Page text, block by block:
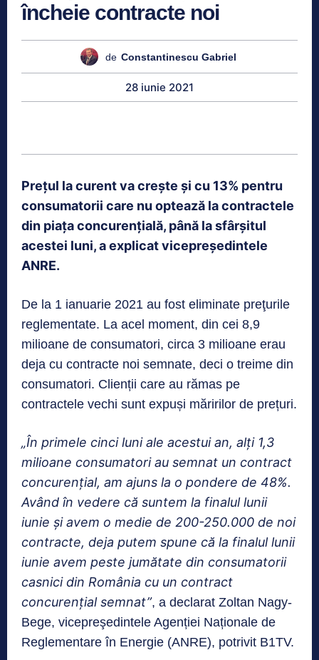
încheie contracte noi
de Constantinescu Gabriel
28 iunie 2021
Prețul la curent va crește și cu 13% pentru
consumatorii care nu optează la contractele
din piața concurențială, până la sfârșitul
acestei luni, a explicat vicepreședintele
ANRE.
De la 1 ianuarie 2021 au fost eliminate preţurile
reglementate. La acel moment, din cei 8,9
milioane de consumatori, circa 3 milioane erau
deja cu contracte noi semnate, deci o treime din
consumatori. Clienții care au rămas pe
contractele vechi sunt expuși măririlor de prețuri.
„În primele cinci luni ale acestui an, alţi 1,3
milioane consumatori au semnat un contract
concurenţial, am ajuns la o pondere de 48%.
Având în vedere că suntem la finalul lunii
iunie şi avem o medie de 200-250.000 de noi
contracte, deja putem spune că la finalul lunii
iunie avem peste jumătate din consumatorii
casnici din România cu un contract
concurenţial semnat”, a declarat Zoltan Nagy-
Bege, vicepreşedintele Agenției Naționale de
Reglementare în Energie (ANRE), potrivit B1TV.